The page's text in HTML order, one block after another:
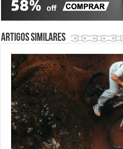
Artigos similares